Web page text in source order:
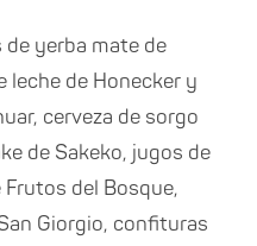
yerba mate de
leche de Honecker y
cerveza de sorgo
de Sakeko, jugos de
del Bosque,
Giorgio, confituras